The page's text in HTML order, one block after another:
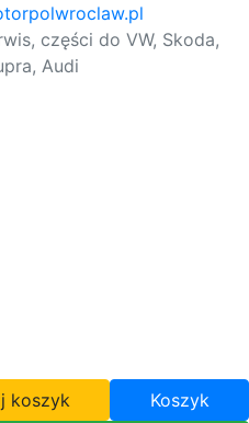
części do VW, Skoda,
Audi
koszyk Koszyk